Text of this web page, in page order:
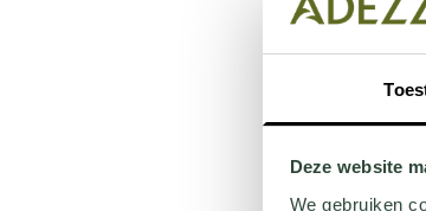
Deze website
We gebruiken